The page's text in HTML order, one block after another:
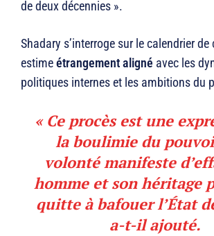
de deux décennies ».
Shadary s’interroge sur le calendrier de
estimeétrangement aligné avec les
politiques internes et les ambitions du
« Ce procès est une
la boulimie du
volonté manifeste
homme et son héritage
quitte à bafouer l’État
a-t-il ajouté.